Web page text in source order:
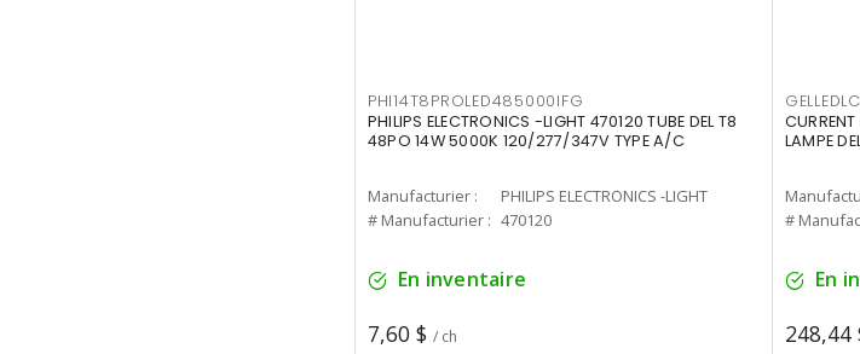
PHI14T8PROLED485000IFG
PHILIPS ELECTRONICS -LIGHT 470120 TUBE DEL T8
48PO 14W 5000K 120/277/347V TYPE A/C
Manufacturier :
PHILIPS ELECTRONICS -LIGHT
# Manufacturier : 470120
En inventaire
7,60 $ / ch
LAMPE
#
En
248,44